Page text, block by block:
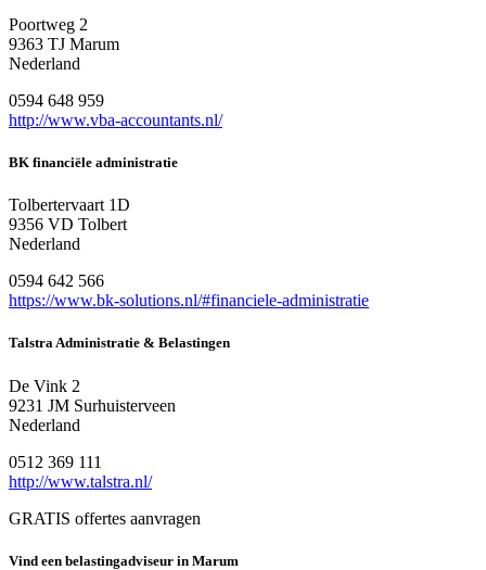
Poortweg 2
9363 TJ Marum
Nederland
0594 648 959
http://www.vba-accountants.nl/
BK financiële administratie
Tolbertervaart 1D
9356 VD Tolbert
Nederland
0594 642 566
https://www.bk-solutions.nl/#financiele-administratie
Talstra Administratie & Belastingen
De Vink 2
9231 JM Surhuisterveen
Nederland
0512 369 111
http://www.talstra.nl/
GRATIS offertes aanvragen
Vind een belastingadviseur in Marum